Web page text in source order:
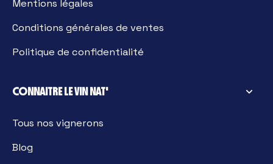
Mentions légales
Conditions générales de ventes
Politique de confidentialité
CONNAITRE LE VIN NAT'
Tous nos vignerons
Blog